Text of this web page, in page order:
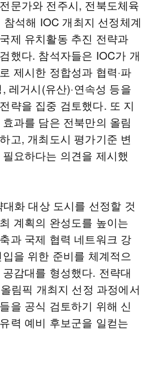
문가와 전주시, 전북도체육
석해 IOC 개최지 선정체계
제 유치활동 추진 전략과
했다. 참석자들은 IOC가 개
제시한 정합성과 협력·파
레거시(유산)·연속성 등을
략을 집중 검토했다. 또 지
과를 담은 전북만의 올림
고, 개최도시 평가기준 변
요하다는 의견을 제시했
화 대상 도시를 선정할 것
계획의 완성도를 높이는
과 국제 협력 네트워크 강
을 위한 준비를 체계적으
감대를 형성했다. 전략대
림픽 개최지 선정 과정에서
을 공식 검토하기 위해 신
력 예비 후보군을 일컫는